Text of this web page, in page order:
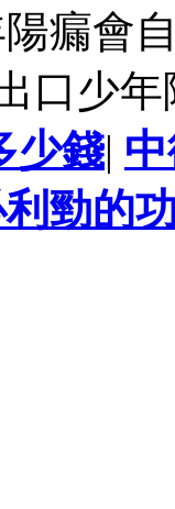
瘺會
口少
少錢|
勁的